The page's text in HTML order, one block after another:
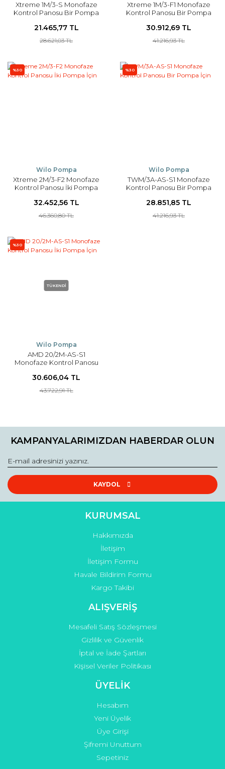
Xtreme 1M/3-S Monofaze
Kontrol Panosu Bir Pompa
21.465,77 TL
28.621,03 TL
Xtreme 1M/3-F1 Monofaze
Kontrol Panosu Bir Pompa
30.912,69 TL
41.216,93 TL
%30
Wilo Pompa
Xtreme 2M/3-F2 Monofaze
Kontrol Panosu İki Pompa
32.452,56 TL
46.360,80 TL
%30
Wilo Pompa
TWM/3A-AS-S1 Monofaze
Kontrol Panosu Bir Pompa
28.851,85 TL
41.216,93 TL
%30
TÜKENDİ
Wilo Pompa
AMD 20/2M-AS-S1
Monofaze Kontrol Panosu
30.606,04 TL
43.722,91 TL
KAMPANYALARIMIZDAN HABERDAR OLUN
KAYDOL
KURUMSAL
Hakkımızda
İletişim
İletişim Formu
Havale Bildirim Formu
Kargo Takibi
ALIŞVERİŞ
Mesafeli Satış Sözleşmesi
Gizlilik ve Güvenlik
İptal ve İade Şartları
Kişisel Veriler Politikası
ÜYELİK
Hesabım
Yeni Üyelik
Üye Girişi
Şifremi Unuttum
Sepetiniz